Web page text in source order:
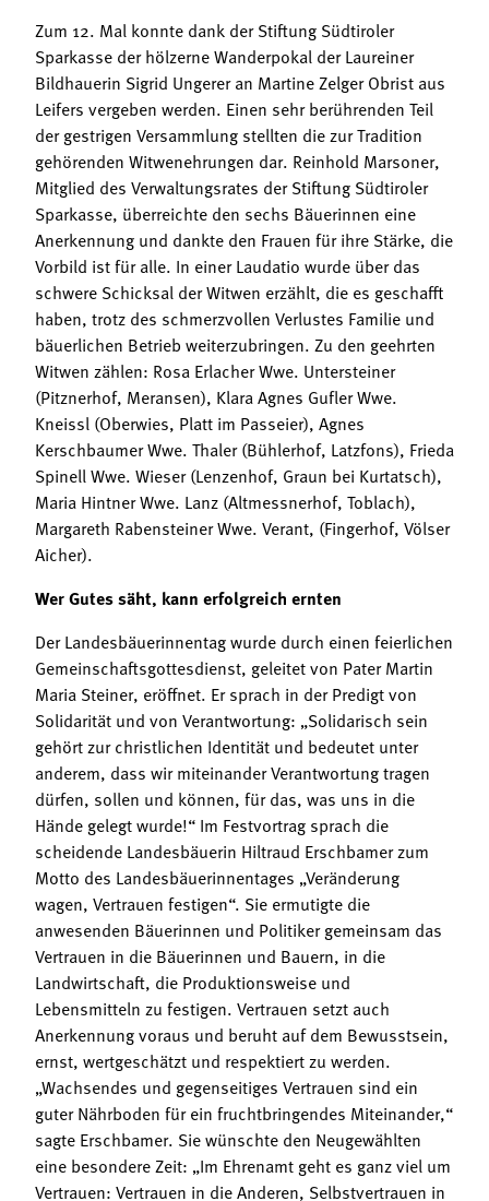
Zum 12. Mal konnte dank der Stiftung Südtiroler
Sparkasse der hölzerne Wanderpokal der Laureiner
Bildhauerin Sigrid Ungerer an Martine Zelger Obrist aus
Leifers vergeben werden. Einen sehr berührenden Teil
der gestrigen Versammlung stellten die zur Tradition
gehörenden Witwenehrungen dar. Reinhold Marsoner,
Mitglied des Verwaltungsrates der Stiftung Südtiroler
Sparkasse, überreichte den sechs Bäuerinnen eine
Anerkennung und dankte den Frauen für ihre Stärke, die
Vorbild ist für alle. In einer Laudatio wurde über das
schwere Schicksal der Witwen erzählt, die es geschafft
haben, trotz des schmerzvollen Verlustes Familie und
bäuerlichen Betrieb weiterzubringen. Zu den geehrten
Witwen zählen: Rosa Erlacher Wwe. Untersteiner
(Pitznerhof, Meransen), Klara Agnes Gufler Wwe.
Kneissl (Oberwies, Platt im Passeier), Agnes
Kerschbaumer Wwe. Thaler (Bühlerhof, Latzfons), Frieda
Spinell Wwe. Wieser (Lenzenhof, Graun bei Kurtatsch),
Maria Hintner Wwe. Lanz (Altmessnerhof, Toblach),
Margareth Rabensteiner Wwe. Verant, (Fingerhof, Völser
Aicher).
Wer Gutes säht, kann erfolgreich ernten
Der Landesbäuerinnentag wurde durch einen feierlichen
Gemeinschaftsgottesdienst, geleitet von Pater Martin
Maria Steiner, eröffnet. Er sprach in der Predigt von
Solidarität und von Verantwortung: „Solidarisch sein
gehört zur christlichen Identität und bedeutet unter
anderem, dass wir miteinander Verantwortung tragen
dürfen, sollen und können, für das, was uns in die
Hände gelegt wurde!“ Im Festvortrag sprach die
scheidende Landesbäuerin Hiltraud Erschbamer zum
Motto des Landesbäuerinnentages „Veränderung
wagen, Vertrauen festigen“. Sie ermutigte die
anwesenden Bäuerinnen und Politiker gemeinsam das
Vertrauen in die Bäuerinnen und Bauern, in die
Landwirtschaft, die Produktionsweise und
Lebensmitteln zu festigen. Vertrauen setzt auch
Anerkennung voraus und beruht auf dem Bewusstsein,
ernst, wertgeschätzt und respektiert zu werden.
„Wachsendes und gegenseitiges Vertrauen sind ein
guter Nährboden für ein fruchtbringendes Miteinander,“
sagte Erschbamer. Sie wünschte den Neugewählten
eine besondere Zeit: „Im Ehrenamt geht es ganz viel um
Vertrauen: Vertrauen in die Anderen, Selbstvertrauen in